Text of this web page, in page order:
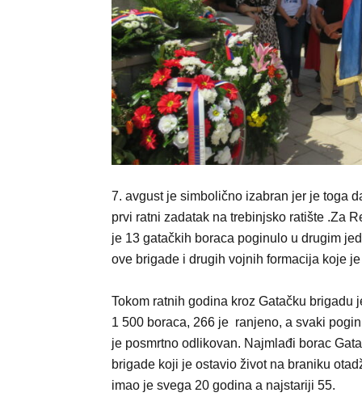
7. avgust je simbolično izabran jer je toga
prvi ratni zadatak na trebinjsko ratište .Za
je 13 gatačkih boraca poginulo u drugim
ove brigade i drugih vojnih formacija koje
Tokom ratnih godina kroz Gatačku brigadu
1 500 boraca, 266 je ranjeno, a svaki
je posmrtno odlikovan. Najmlađi borac
brigade koji je ostavio život na braniku
imao je svega 20 godina a najstariji 55.